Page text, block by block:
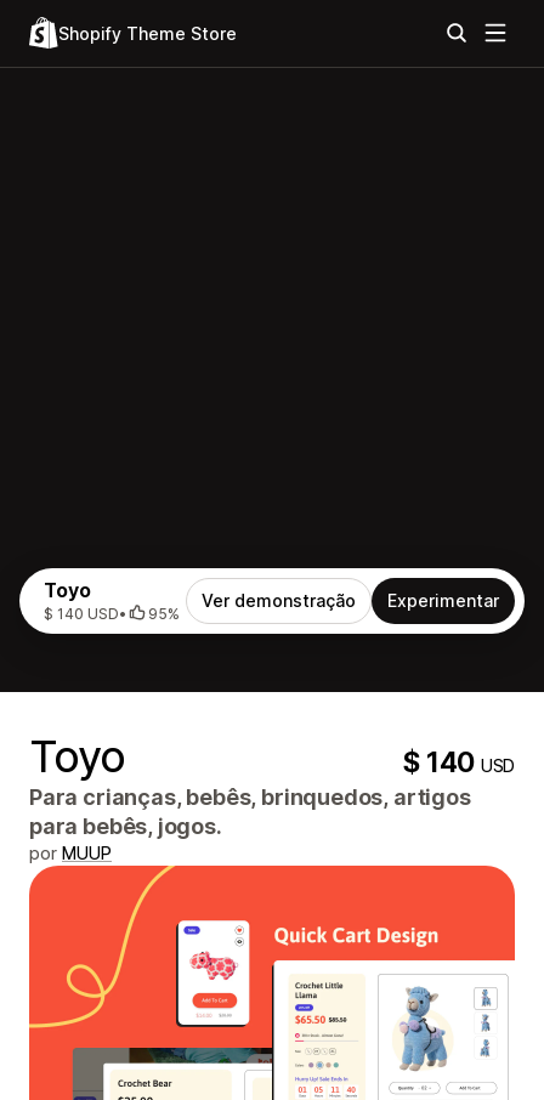
Shopify Theme Store
Toyo
$ 140 USD• 95%
Ver demonstração Experimentar
Toyo $ 140USD
Para crianças, bebês, brinquedos, artigos
para bebês, jogos.
por MUUP